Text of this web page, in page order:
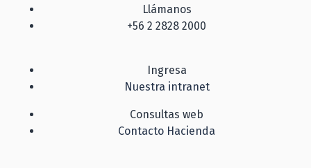
Llámanos
+56 2 2828 2000
Ingresa
Nuestra intranet
Consultas web
Contacto Hacienda